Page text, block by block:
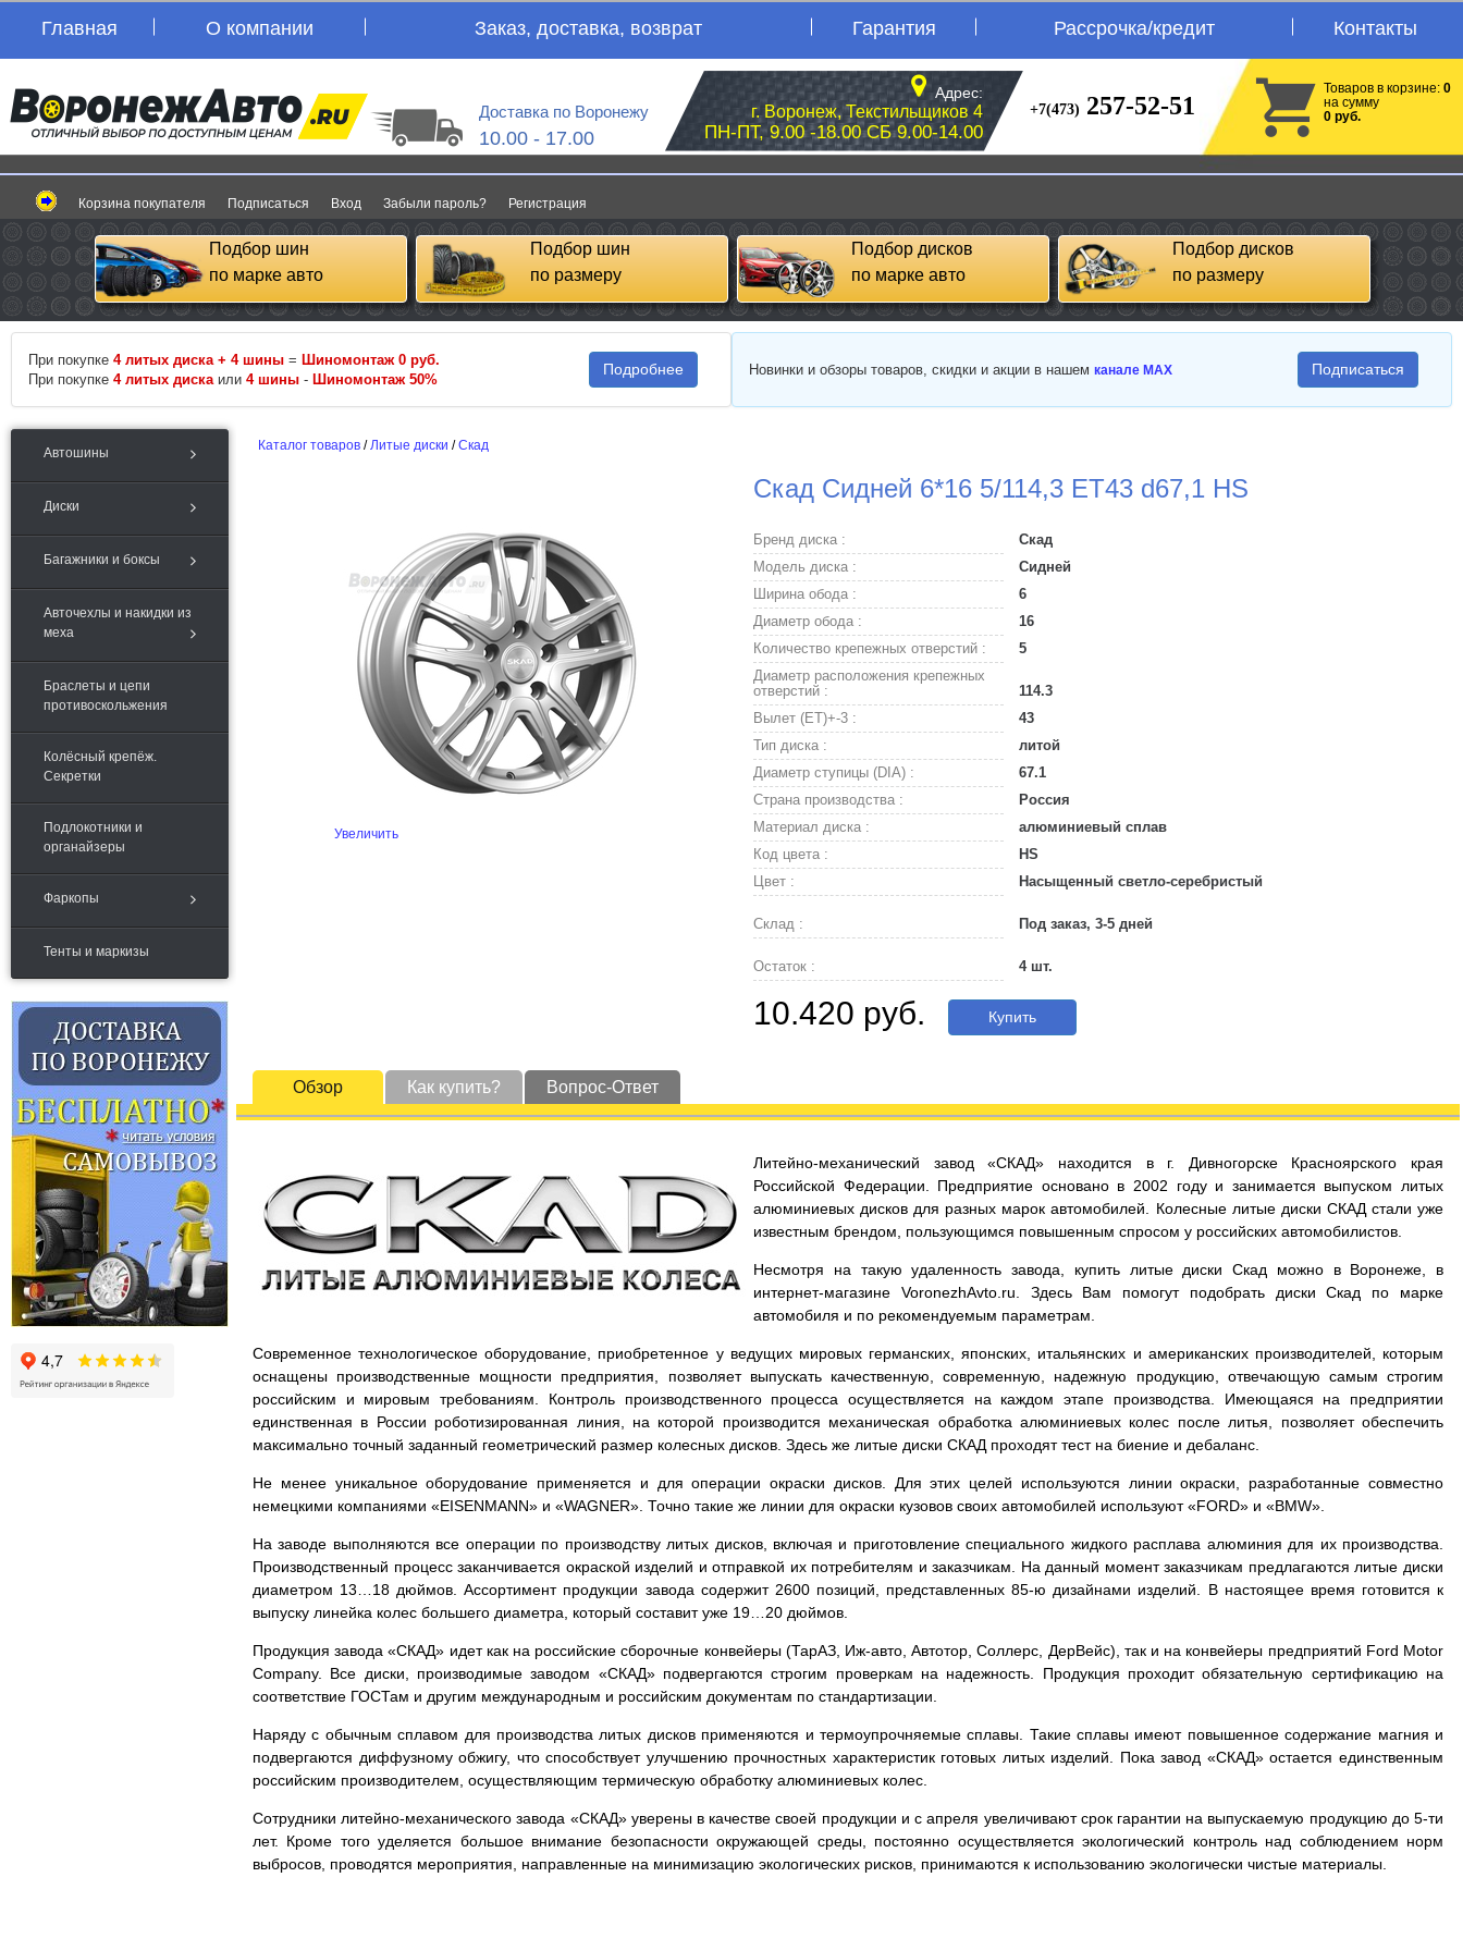
Главная О компании Заказ, доставка, возврат Гарантия Рассрочка/кредит Контакты
Доставка по Воронежу
10.00 - 17.00
Адрес:
г. Воронеж, Текстильщиков 4
ПН-ПТ, 9.00 -18.00 СБ 9.00-14.00
+7(473) 257-52-51
Товаров в корзине: 0
на сумму
0 руб.
Корзина покупателя Подписаться Вход Забыли пароль? Регистрация
Подбор шин
по марке авто
Подбор шин
по размеру
Подбор дисков
по марке авто
Подбор дисков
по размеру
При покупке 4 литых диска + 4 шины = Шиномонтаж 0 руб.
При покупке 4 литых диска или 4 шины - Шиномонтаж 50%
Подробнее Новинки и обзоры товаров, скидки и акции в нашем канале MAX Подписаться
Автошины
Диски
Багажники и боксы
Авточехлы и накидки из
меха
Браслеты и цепи
противоскольжения
Колёсный крепёж.
Секретки
Подлокотники и
органайзеры
Фаркопы
Тенты и маркизы
Каталог товаров /Литые диски /Скад
Скад Сидней 6*16 5/114,3 ET43 d67,1 HS
Увеличить
Бренд диска :
Скад
Модель диска :
Сидней
Ширина обода :
6
Диаметр обода :
16
Количество крепежных отверстий :
5
Диаметр расположения крепежных
отверстий :
114.3
Вылет (ET)+-3 :
43
Тип диска :
литой
Диаметр ступицы (DIA) :
67.1
Страна производства :
Россия
Материал диска :
алюминиевый сплав
Код цвета :
HS
Цвет :
Насыщенный светло-серебристый
Склад : Под заказ, 3-5 дней
Остаток : 4 шт.
10.420 руб. Купить
Обзор Как купить? Вопрос-Ответ
Литейно-механический завод «СКАД» находится в г. Дивногорске Красноярского края
Российской Федерации. Предприятие основано в 2002 году и занимается выпуском литых
алюминиевых дисков для разных марок автомобилей. Колесные литые диски СКАД стали уже
известным брендом, пользующимся повышенным спросом у российских автомобилистов.
Несмотря на такую удаленность завода, купить литые диски Скад можно в Воронеже, в
интернет-магазине VoronezhAvto.ru. Здесь Вам помогут подобрать диски Скад по марке
автомобиля и по рекомендуемым параметрам.
Современное технологическое оборудование, приобретенное у ведущих мировых германских, японских, итальянских и американских производителей, которым
оснащены производственные мощности предприятия, позволяет выпускать качественную, современную, надежную продукцию, отвечающую самым строгим
российским и мировым требованиям. Контроль производственного процесса осуществляется на каждом этапе производства. Имеющаяся на предприятии
единственная в России роботизированная линия, на которой производится механическая обработка алюминиевых колес после литья, позволяет обеспечить
максимально точный заданный геометрический размер колесных дисков. Здесь же литые диски СКАД проходят тест на биение и дебаланс.
Не менее уникальное оборудование применяется и для операции окраски дисков. Для этих целей используются линии окраски, разработанные совместно
немецкими компаниями «EISENMANN» и «WAGNER». Точно такие же линии для окраски кузовов своих автомобилей используют «FORD» и «BMW».
На заводе выполняются все операции по производству литых дисков, включая и приготовление специального жидкого расплава алюминия для их производства.
Производственный процесс заканчивается окраской изделий и отправкой их потребителям и заказчикам. На данный момент заказчикам предлагаются литые диски
диаметром 13…18 дюймов. Ассортимент продукции завода содержит 2600 позиций, представленных 85-ю дизайнами изделий. В настоящее время готовится к
выпуску линейка колес большего диаметра, который составит уже 19…20 дюймов.
Продукция завода «СКАД» идет как на российские сборочные конвейеры (ТарАЗ, Иж-авто, Автотор, Соллерс, ДерВейс), так и на конвейеры предприятий Ford Motor
Company. Все диски, производимые заводом «СКАД» подвергаются строгим проверкам на надежность. Продукция проходит обязательную сертификацию на
соответствие ГОСТам и другим международным и российским документам по стандартизации.
Наряду с обычным сплавом для производства литых дисков применяются и термоупрочняемые сплавы. Такие сплавы имеют повышенное содержание магния и
подвергаются диффузному обжигу, что способствует улучшению прочностных характеристик готовых литых изделий. Пока завод «СКАД» остается единственным
российским производителем, осуществляющим термическую обработку алюминиевых колес.
Сотрудники литейно-механического завода «СКАД» уверены в качестве своей продукции и с апреля увеличивают срок гарантии на выпускаемую продукцию до 5-ти
лет. Кроме того уделяется большое внимание безопасности окружающей среды, постоянно осуществляется экологический контроль над соблюдением норм
выбросов, проводятся мероприятия, направленные на минимизацию экологических рисков, принимаются к использованию экологически чистые материалы.